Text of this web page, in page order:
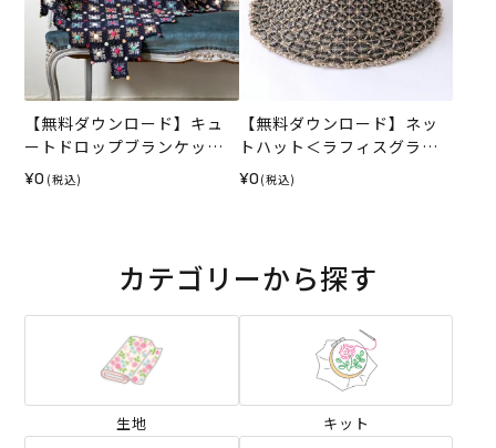
【無料ダウンロード】キュ
ートドロップブランケット
（レシピ）
¥0 (税込)
【無料ダウンロード】ネッ
トハット＜ラフィスグラン
＞（レシピ）
¥0 (税込)
カテゴリーから探す
生地 キット